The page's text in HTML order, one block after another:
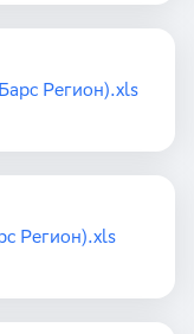
Регион).xls
Регион).xls